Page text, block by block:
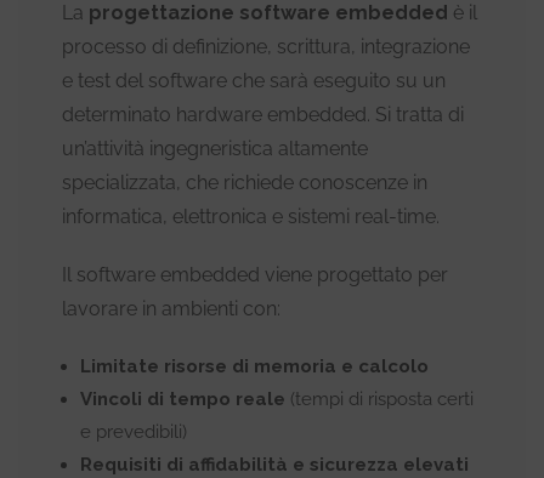
La progettazione software embedded è il
processo di definizione, scrittura, integrazione
e test del software che sarà eseguito su un
determinato hardware embedded. Si tratta di
un’attività ingegneristica altamente
specializzata, che richiede conoscenze in
informatica, elettronica e sistemi real-time.
Il software embedded viene progettato per
lavorare in ambienti con:
Limitate risorse di memoria e calcolo
Vincoli di tempo reale (tempi di risposta certi
e prevedibili)
Requisiti di affidabilità e sicurezza elevati